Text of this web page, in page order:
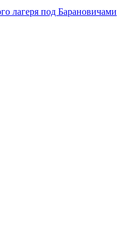
лагеря под Барановичами